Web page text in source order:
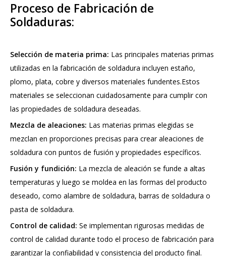
Proceso de Fabricación de
Soldaduras:
Selección de materia prima: Las principales materias primas
utilizadas en la fabricación de soldadura incluyen estaño,
plomo, plata, cobre y diversos materiales fundentes.Estos
materiales se seleccionan cuidadosamente para cumplir con
las propiedades de soldadura deseadas.
Mezcla de aleaciones: Las materias primas elegidas se
mezclan en proporciones precisas para crear aleaciones de
soldadura con puntos de fusión y propiedades específicos.
Fusión y fundición: La mezcla de aleación se funde a altas
temperaturas y luego se moldea en las formas del producto
deseado, como alambre de soldadura, barras de soldadura o
pasta de soldadura.
Control de calidad: Se implementan rigurosas medidas de
control de calidad durante todo el proceso de fabricación para
garantizar la confiabilidad y consistencia del producto final.